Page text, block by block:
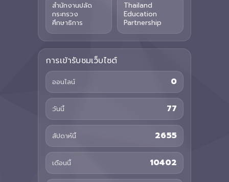
สำนักงานปลัด
กระทรวง
ศึกษาธิการ
Thailand
Education
Partnership
การเข้ารับชมเว็บไซต์
ออนไลน์ 0
วันนี้ 77
สัปดาห์นี้ 2655
เดือนนี้ 10402